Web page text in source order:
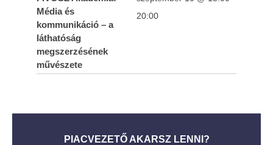
Média és
kommunikáció – a
láthatóság
megszerzésének
művészete
20:00
PIACVEZETŐ AKARSZ LENNI?